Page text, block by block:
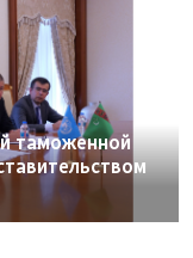
таможенной